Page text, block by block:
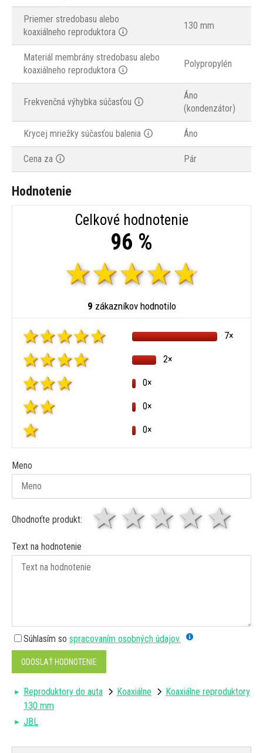
Priemer stredobasu alebo
koaxiálneho reproduktora
130 mm
Materiál membrány stredobasu alebo
koaxiálneho reproduktora
Polypropylén
Frekvenčná výhybka súčasťou
Áno
(kondenzátor)
Krycej mriežky súčasťou balenia Áno
Cena za Pár
Hodnotenie
Celkové hodnotenie
96 %
9 zákazníkov hodnotilo
7×
2×
0×
0×
0×
Meno
Ohodnoťte produkt: 4
3
2 hviezdy
1 hviezda
Text na hodnotenie
Súhlasím so spracovaním osobných údajov.
ODOSLAŤ HODNOTENIE
Reproduktory do auta Koaxiálne
Koaxiálne reproduktory
130 mm
JBL